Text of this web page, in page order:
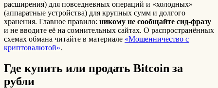
расширения) для повседневных операций и «холодных»
(аппаратные устройства) для крупных сумм и долгого
хранения. Главное правило: никому не сообщайте сид-фразу
и не вводите её на сомнительных сайтах. О распространённых
схемах обмана читайте в материале «Мошенничество с
криптовалютой».
Где купить или продать Bitcoin за
рубли